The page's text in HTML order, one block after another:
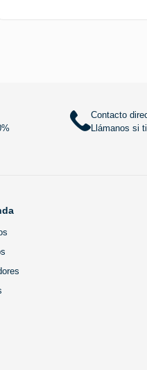
Contacto
Llámanos si